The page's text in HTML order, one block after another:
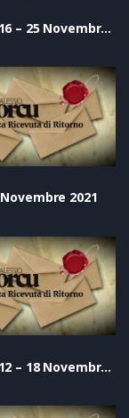
SRDR S2:P16 – 25 Novembre 2021
Novembre 2021
SRDR S2:P12 – 18 Novembre 2021